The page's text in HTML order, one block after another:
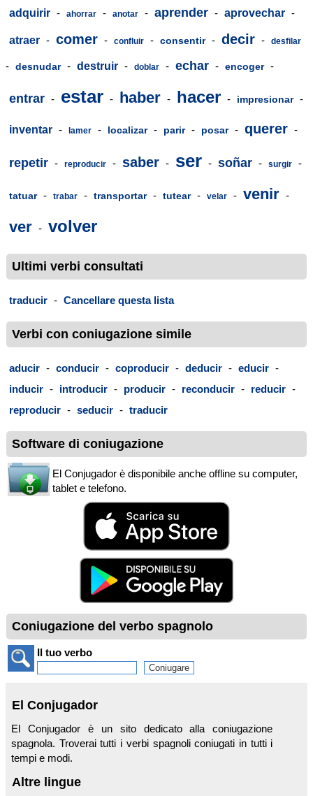
adquirir - ahorrar - anotar - aprender - aprovechar -
atraer - comer - confluir - consentir - decir - desfilar
- desnudar - destruir - doblar - echar - encoger -
entrar - estar - haber - hacer - impresionar -
inventar - lamer - localizar - parir - posar - querer -
repetir - reproducir - saber - ser - soñar - surgir -
tatuar - trabar - transportar - tutear - velar - venir -
ver - volver
Ultimi verbi consultati
traducir - Cancellare questa lista
Verbi con coniugazione simile
aducir - conducir - coproducir - deducir - educir -
inducir - introducir - producir - reconducir - reducir -
reproducir - seducir - traducir
Software di coniugazione
El Conjugador è disponibile anche offline su computer,
tablet e telefono.
Coniugazione del verbo spagnolo
Il tuo verbo
El Conjugador
El Conjugador è un sito dedicato alla coniugazione
spagnola. Troverai tutti i verbi spagnoli coniugati in tutti i
tempi e modi.
Altre lingue